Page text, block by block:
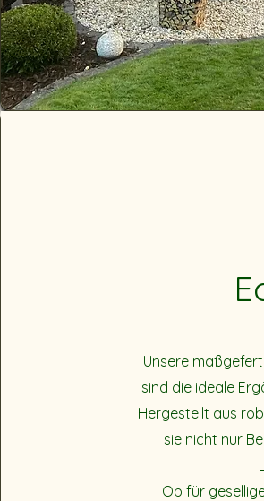
Unsere
sind die ideale
Hergestellt aus
sie nicht nur
Ob für